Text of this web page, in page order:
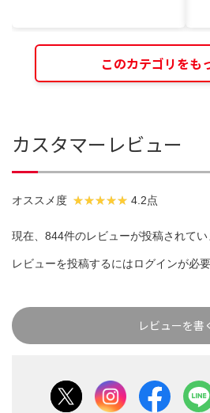
このカテゴリをも
カスタマーレビュー
オススメ度 4.2点
現在、844件のレビューが投稿されてい
レビューを投稿するにはログインが必
レビューを書